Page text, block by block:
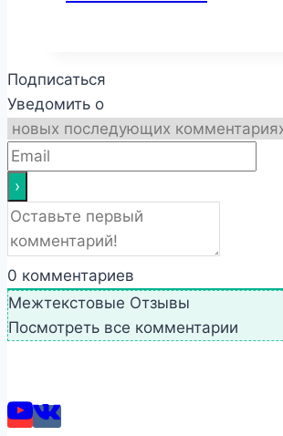
Подписаться
Уведомить о
0 комментариев
Межтекстовые Отзывы
Посмотреть все комментарии